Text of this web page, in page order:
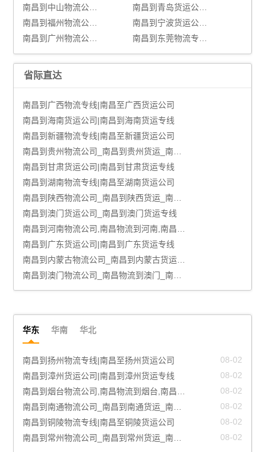
南昌到中山物流公司,南昌物流到中山,南昌至中山物流专线
南昌到青岛货运公司|南昌到青岛货运专线
南昌到福州物流公司_南昌到福州货运_南昌至福州物流专线
南昌到宁波货运公司|南昌到宁波货运专线
南昌到广州物流公司,南昌物流到广州,南昌至广州物流专线
南昌到东莞物流专线|南昌至东莞货运公司
省际直达
南昌到广西物流专线|南昌至广西货运公司
南昌到海南货运公司|南昌到海南货运专线
南昌到新疆物流专线|南昌至新疆货运公司
南昌到贵州物流公司_南昌到贵州货运_南昌至贵州物流专线
南昌到甘肃货运公司|南昌到甘肃货运专线
南昌到湖南物流专线|南昌至湖南货运公司
南昌到陕西物流公司_南昌到陕西货运_南昌至陕西物流专线
南昌到澳门货运公司_南昌到澳门货运专线
南昌到河南物流公司,南昌物流到河南,南昌至河南物流专线
南昌到广东货运公司|南昌到广东货运专线
南昌到内蒙古物流公司_南昌到内蒙古货运_南昌至内蒙古物流专线
南昌到澳门物流公司_南昌物流到澳门_南昌至澳门物流专线
华东 华南 华北
08-02
南昌到扬州物流专线|南昌至扬州货运公司
08-02
南昌到漳州货运公司|南昌到漳州货运专线
08-02
南昌到烟台物流公司,南昌物流到烟台,南昌至烟台物流专线
08-02
南昌到南通物流公司_南昌到南通货运_南昌至南通物流专线
08-02
南昌到铜陵物流专线|南昌至铜陵货运公司
08-02
南昌到常州物流公司_南昌到常州货运_南昌至常州物流专线